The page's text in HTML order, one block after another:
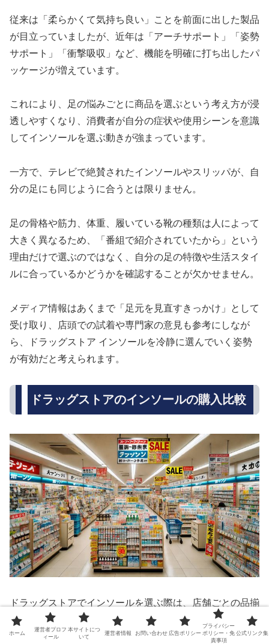
従来は「柔らかくて気持ち良い」ことを前面に出した製品
が目立っていましたが、近年は「アーチサポート」「姿勢
サポート」「衝撃吸収」など、機能を明確に打ち出したパ
ッケージが増えています。
これにより、足の悩みごとに商品を選ぶという考え方が浸
透しやすくなり、消費者が自分の症状や使用シーンを意識
してインソールを選ぶ動きが強まっています。
一方で、テレビで絶賛されたインソールやスリッパが、自
分の足にも同じように合うとは限りません。
足の骨格や筋力、体重、履いている靴の種類は人によって
大きく異なるため、「番組で紹介されていたから」という
理由だけで選ぶのではなく、自分の足の特徴や生活スタイ
ルに合っているかどうかを確認することが欠かせません。
メディア情報はあくまで「足元を見直すきっかけ」として
受け取り、店頭での試着や専門家の意見も参考にしなが
ら、ドラッグストア インソールを冷静に選んでいく姿勢
が有効だと考えられます。
ドラッグストアのインソールの購入比較
ドラッグストアでインソールを選ぶ際は、店舗ごとの品揃
えや特徴を把握しておくことで、目的に合った一枚を見つ
けやすくなります。
ホーム
運営者プロフ
ィール
本サイトにつ
いて
運営者情報 お問い合わせ 広告ポリシー
プライバシー
ポリシー・免
責事項
公式リンク集